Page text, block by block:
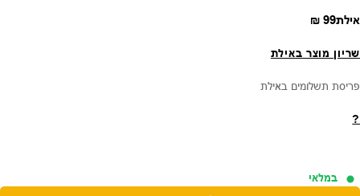
אילתמחיר רגיל
99 ₪
שריון מוצר באילת
פריסת תשלומים באילת
?
במלאי